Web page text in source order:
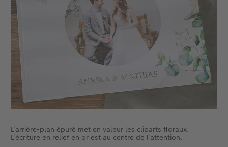
L’arrière-plan épuré met en valeur les cliparts floraux.
L’écriture en relief en or est au centre de l’attention.